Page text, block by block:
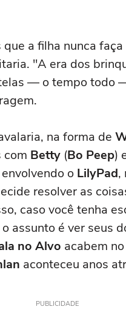
a filha nunca
"A era dos
— o tempo todo
na forma de
com Betty (Bo Peep)
o LilyPad,
resolver as
caso você tenha
assunto é ver seus
no Alvo acabem
aconteceu anos
PUBLICIDADE